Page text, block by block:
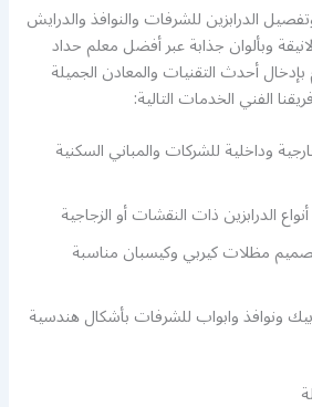
الدرابزين للشرفات والنوافذ والدرايش
وبألوان جذابة عبر أفضل معلم حداد
بإدخال أحدث التقنيات والمعادن الجميلة
الفني الخدمات التالية:
وداخلية للشركات والمباني السكنية
الدرابزين ذات النقشات أو الزجاجية
مظلات كيربي وكيسبان مناسبة
ونوافذ وابواب للشرفات بأشكال هندسية